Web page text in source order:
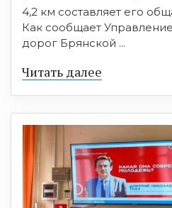
4,2 км составляет его
Как сообщает
дорог Брянской ...
Читать далее